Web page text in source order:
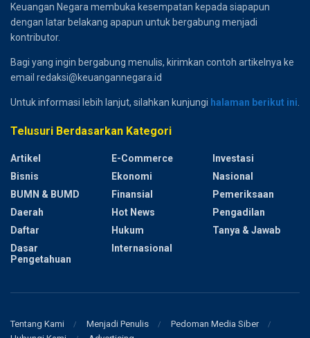
Keuangan Negara membuka kesempatan kepada siapapun
dengan latar belakang apapun untuk bergabung menjadi
kontributor.
Bagi yang ingin bergabung menulis, kirimkan contoh artikelnya ke
email redaksi@keuangannegara.id
Untuk informasi lebih lanjut, silahkan kunjungi halaman berikut ini
Telusuri Berdasarkan Kategori
Artikel
Bisnis
BUMN & BUMD
Daerah
Daftar
Dasar
Pengetahuan
E-Commerce
Ekonomi
Finansial
Hot News
Hukum
Internasional
Investasi
Nasional
Pemeriksaan
Pengadilan
Tanya & Jawab
Tentang Kami Menjadi Penulis
Pedoman Media Siber